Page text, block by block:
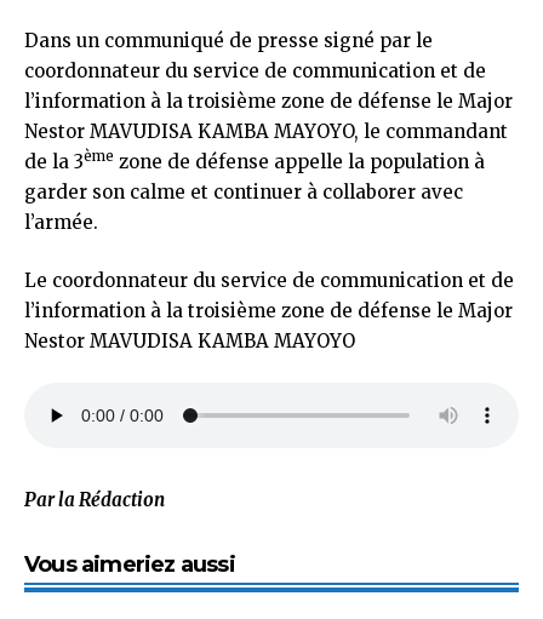
Dans un communiqué de presse signé par le
coordonnateur du service de communication et de
l’information à la troisième zone de défense le Major
Nestor MAVUDISA KAMBA MAYOYO, le commandant
de la 3ème zone de défense appelle la population à
garder son calme et continuer à collaborer avec
l’armée.
Le coordonnateur du service de communication et de
l’information à la troisième zone de défense le Major
Nestor MAVUDISA KAMBA MAYOYO
Par la Rédaction
Vous aimeriez aussi